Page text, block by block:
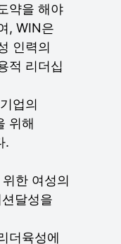
약을 해야
, WIN은
인력의
적 리더십
업의
위해
.
한 여성의
달성을
더육성에